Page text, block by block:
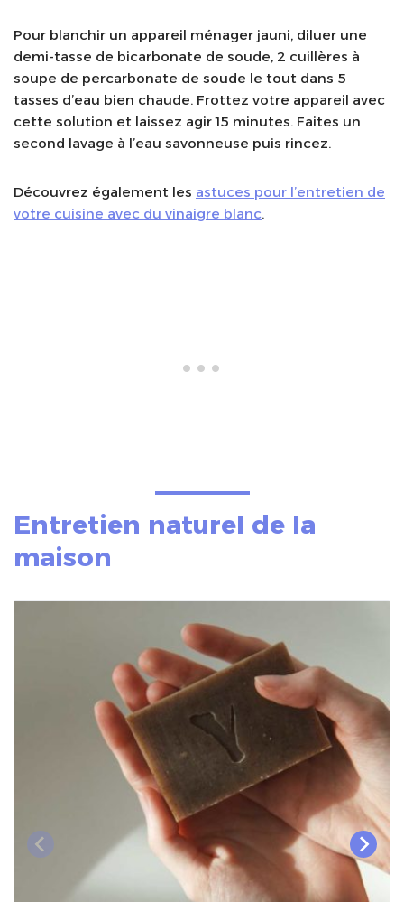
Pour blanchir un appareil ménager jauni, diluer une
demi-tasse de bicarbonate de soude, 2 cuillères à
soupe de percarbonate de soude le tout dans 5
tasses d’eau bien chaude. Frottez votre appareil avec
cette solution et laissez agir 15 minutes. Faites un
second lavage à l’eau savonneuse puis rincez.
Découvrez également les astuces pour l’entretien de
votre cuisine avec du vinaigre blanc.
Entretien naturel de la
maison